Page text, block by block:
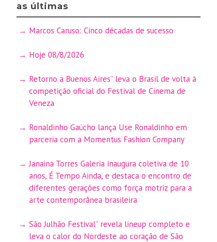
as últimas
Marcos Caruso: Cinco décadas de sucesso
Hoje 08/8/2026
Retorno a Buenos Aires” leva o Brasil de volta à
competição oficial do Festival de Cinema de
Veneza
Ronaldinho Gaúcho lança Use Ronaldinho em
parceria com a Momentus Fashion Company
Janaina Torres Galeria inaugura coletiva de 10
anos, É Tempo Ainda, e destaca o encontro de
diferentes gerações como força motriz para a
arte contemporânea brasileira
São Julhão Festival” revela lineup completo e
leva o calor do Nordeste ao coração de São